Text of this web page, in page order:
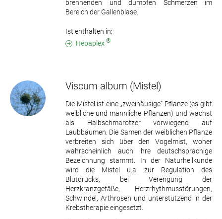
brennenden und dumpfen Schmerzen im
Bereich der Gallenblase.
Ist enthalten in:
Hepaplex ®
Viscum album (Mistel)
Die Mistel ist eine „zweihäusige“ Pflanze (es gibt
weibliche und männliche Pflanzen) und wächst
als Halbschmarotzer vorwiegend auf
Laubbäumen. Die Samen der weiblichen Pflanze
verbreiten sich über den Vogelmist, woher
wahrscheinlich auch ihre deutschsprachige
Bezeichnung stammt. In der Naturheilkunde
wird die Mistel u.a. zur Regulation des
Blutdrucks, bei Verengung der
Herzkranzgefäße, Herzrhythmusstörungen,
Schwindel, Arthrosen und unterstützend in der
Krebstherapie eingesetzt.